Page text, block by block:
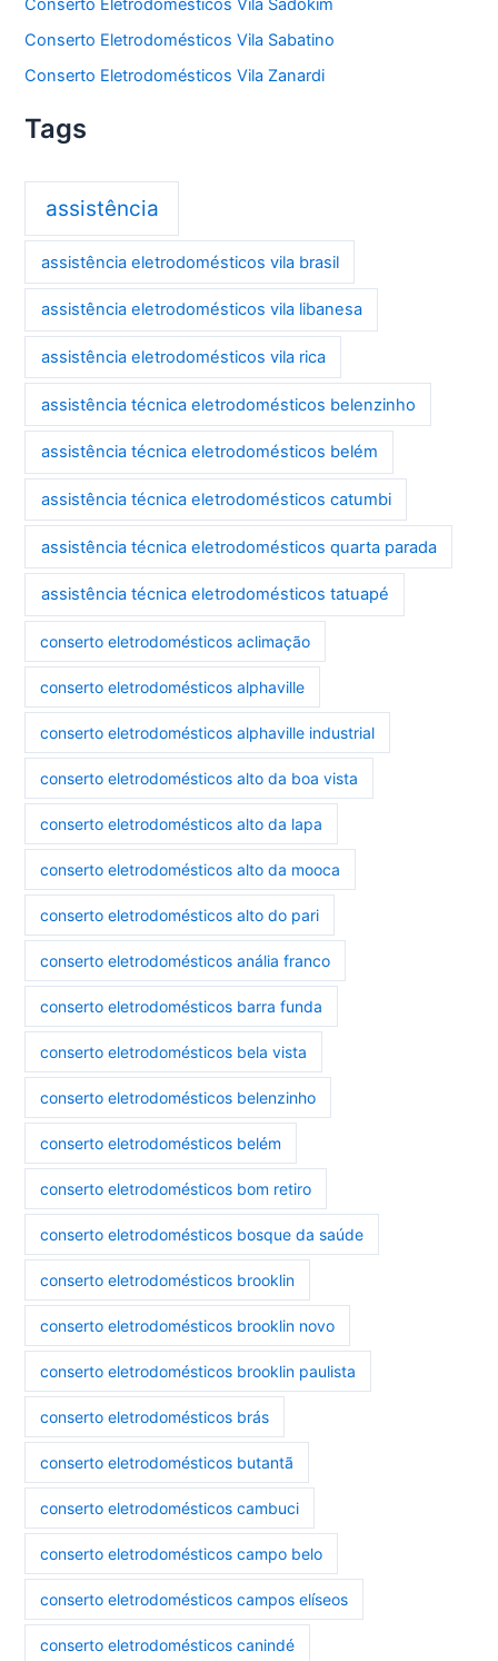
Conserto Eletrodomésticos Vila Sadokim
Conserto Eletrodomésticos Vila Sabatino
Conserto Eletrodomésticos Vila Zanardi
Tags
assistência
assistência eletrodomésticos vila brasil
assistência eletrodomésticos vila libanesa
assistência eletrodomésticos vila rica
assistência técnica eletrodomésticos belenzinho
assistência técnica eletrodomésticos belém
assistência técnica eletrodomésticos catumbi
assistência técnica eletrodomésticos quarta parada
assistência técnica eletrodomésticos tatuapé
conserto eletrodomésticos aclimação
conserto eletrodomésticos alphaville
conserto eletrodomésticos alphaville industrial
conserto eletrodomésticos alto da boa vista
conserto eletrodomésticos alto da lapa
conserto eletrodomésticos alto da mooca
conserto eletrodomésticos alto do pari
conserto eletrodomésticos anália franco
conserto eletrodomésticos barra funda
conserto eletrodomésticos bela vista
conserto eletrodomésticos belenzinho
conserto eletrodomésticos belém
conserto eletrodomésticos bom retiro
conserto eletrodomésticos bosque da saúde
conserto eletrodomésticos brooklin
conserto eletrodomésticos brooklin novo
conserto eletrodomésticos brooklin paulista
conserto eletrodomésticos brás
conserto eletrodomésticos butantã
conserto eletrodomésticos cambuci
conserto eletrodomésticos campo belo
conserto eletrodomésticos campos elíseos
conserto eletrodomésticos canindé